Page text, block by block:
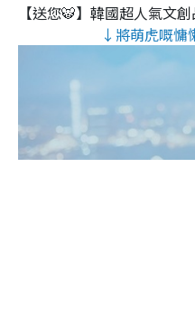
【送您🐯】韓國超人氣文
↓將萌虎嘅慵